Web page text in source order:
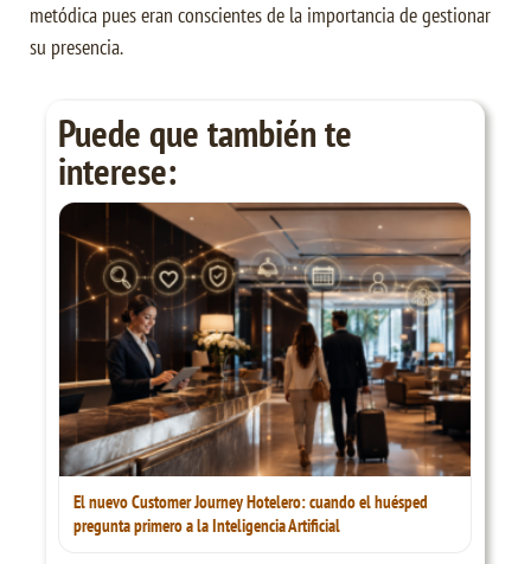
metódica pues eran conscientes de la importancia de gestionar
su presencia.
Puede que también te
interese:
El nuevo Customer Journey Hotelero: cuando el huésped
pregunta primero a la Inteligencia Artificial